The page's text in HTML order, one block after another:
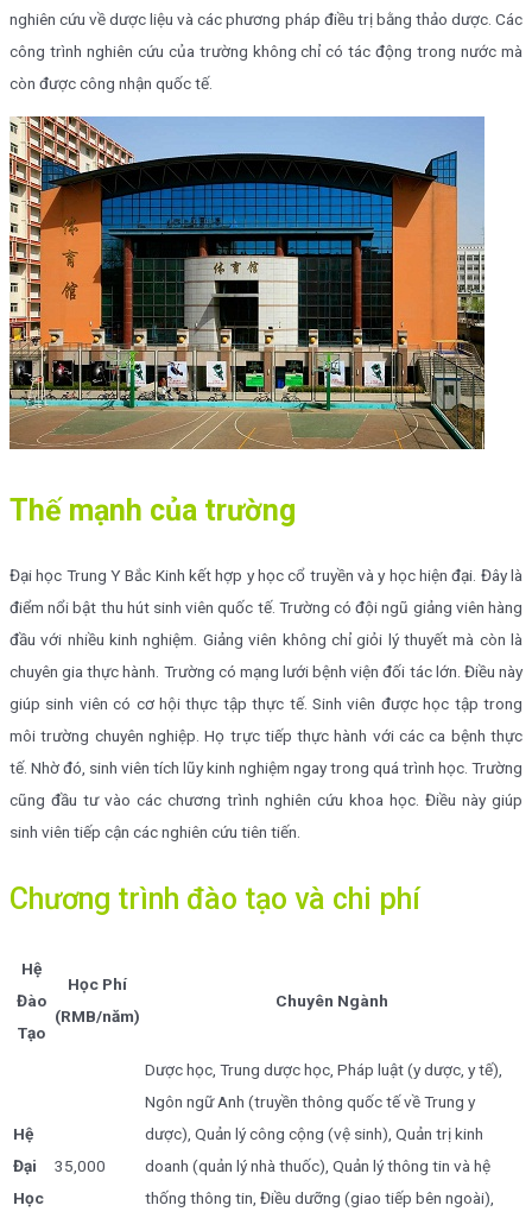
nghiên cứu về dược liệu và các phương pháp điều trị bằng thảo dược. Các
công trình nghiên cứu của trường không chỉ có tác động trong nước mà
còn được công nhận quốc tế.
Thế mạnh của trường
Đại học Trung Y Bắc Kinh kết hợp y học cổ truyền và y học hiện đại. Đây là
điểm nổi bật thu hút sinh viên quốc tế. Trường có đội ngũ giảng viên hàng
đầu với nhiều kinh nghiệm. Giảng viên không chỉ giỏi lý thuyết mà còn là
chuyên gia thực hành. Trường có mạng lưới bệnh viện đối tác lớn. Điều này
giúp sinh viên có cơ hội thực tập thực tế. Sinh viên được học tập trong
môi trường chuyên nghiệp. Họ trực tiếp thực hành với các ca bệnh thực
tế. Nhờ đó, sinh viên tích lũy kinh nghiệm ngay trong quá trình học. Trường
cũng đầu tư vào các chương trình nghiên cứu khoa học. Điều này giúp
sinh viên tiếp cận các nghiên cứu tiên tiến.
Chương trình đào tạo và chi phí
Hệ
Đào
Tạo
Học Phí
(RMB/năm)
Chuyên Ngành
Hệ
Đại
Học
35,000
Dược học, Trung dược học, Pháp luật (y dược, y tế),
Ngôn ngữ Anh (truyền thông quốc tế về Trung y
dược), Quản lý công cộng (vệ sinh), Quản trị kinh
doanh (quản lý nhà thuốc), Quản lý thông tin và hệ
thống thông tin, Điều dưỡng (giao tiếp bên ngoài),